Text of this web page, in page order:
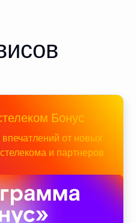
Бонус
от новых
и партнеров